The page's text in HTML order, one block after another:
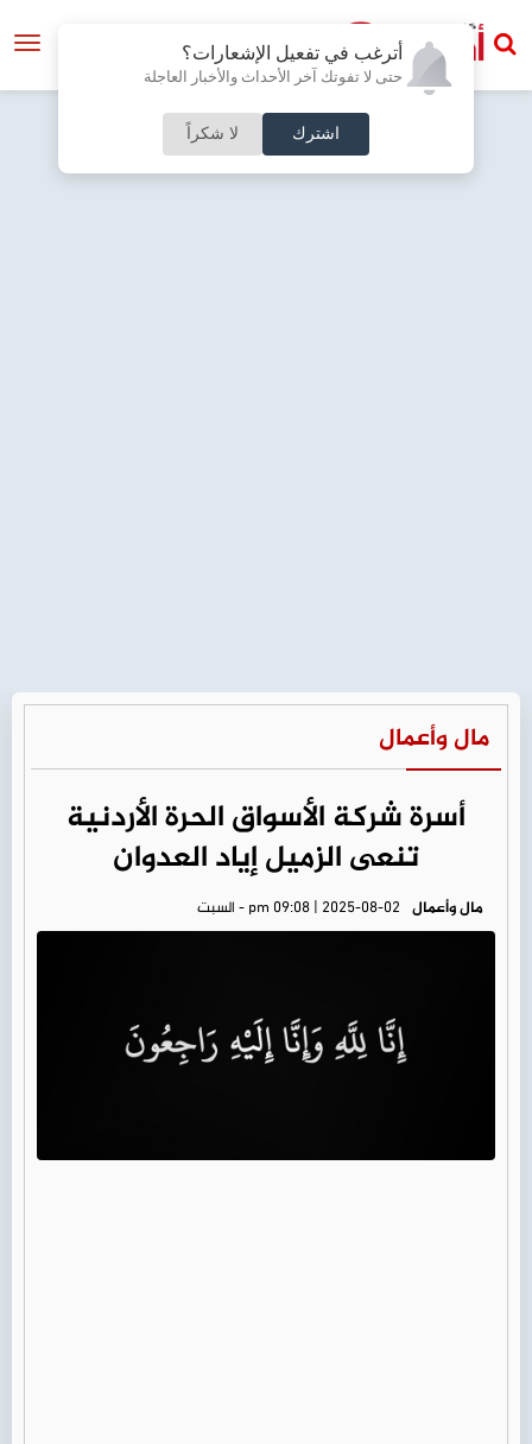
أترغب في تفعيل الإشعارات؟
حتى لا تفوتك آخر الأحداث والأخبار العاجلة
اشترك لا شكراً
مال وأعمال
أسرة شركة الأسواق الحرة الأردنية
تنعى الزميل إياد العدوان
مال وأعمال pm 09:08 | 2025-08-02 - السبت